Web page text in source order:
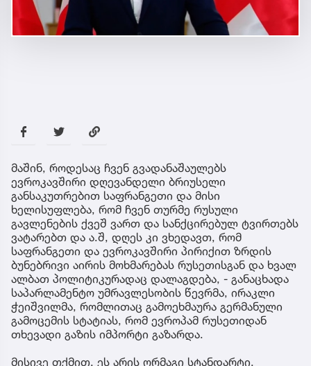
მაშინ, როდესაც ჩვენ გვადანაშაულებს
ევროკავშირი დღევანდელი ბრიუსელი
განსაკუთრებით საფრანგეთი და მისი
ხელისუფლება, რომ ჩვენ თურმე რუსული
გავლენების ქვეშ ვართ და სანქცირებულ ტვირთებს
ვატარებთ და ა.შ, დღეს კი ვხედავთ, რომ
საფრანგეთი და ევროკავშირი პირიქით ზრდის
ბუნებრივი აირის მოხმარებას რუსეთისგან და ხვალ
ალბათ პოლიტიკურადაც დალაგდება, - განაცხადა
საპარლამენტო უმრავლესობის წევრმა, ირაკლი
ჭეიშვილმა, რომლითაც გამოეხმაურა გერმანული
გამოცემის სტატიას, რომ ევროპამ რუსეთიდან
თხევადი გაზის იმპორტი გაზარდა.
მისივე თქმით, ეს არის ორმაგი სტანდარტი.